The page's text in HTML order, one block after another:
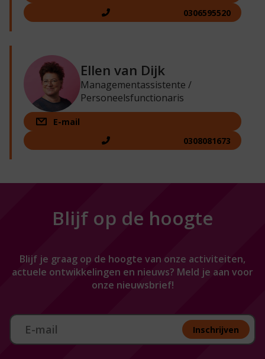
0306595520
Ellen van Dijk
Managementassistente /
Personeelsfunctionaris
E-mail
0308081673
Blijf op de hoogte
Blijf je graag op de hoogte van onze activiteiten,
actuele ontwikkelingen en nieuws? Meld je aan voor
onze nieuwsbrief!
Aan melden nieuwsbrief Inschrijven